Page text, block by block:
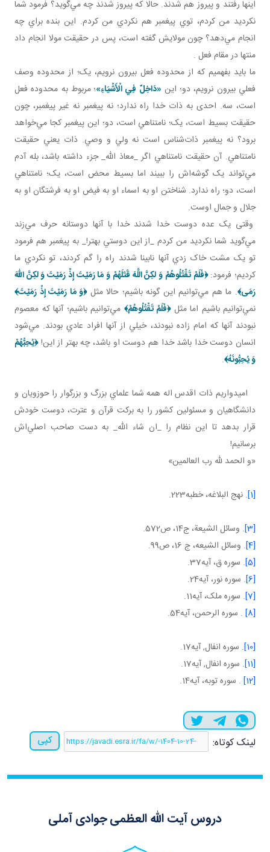
اينها رفتند و پيروز هم شدند. حالا که پيروز شدند چه مي‌گويد؟ فرمود شما
نکرديد من کردم، توي پيغمبر هم نکردي من کردم. اين بنده براي چه
انجام مي‌دهد؟ چون مولايش گفته است، پس در حقيقت مولا انجام داد
منتها در مقام فعل .
ما بايد بفهميم که از محدوده فعل بيرون نرويم، يک؛ از محدوده وصف
فعلي بيرون نرويم، دو؛ اين «دَاخِلٌ فِي الْأَشْيَاءِ»؛ مربوط به محدوده فعل
است، سه. احدی به ذات خدا راه ندارد؛ نه پيغمبر نه غير پيغمبر، چون
حقيقت بسيط است، يک؛ نامتناهي است، دو؛ اين پيغمبر کجا مي‌خواهد
برود؟ نه پيغمبر ذات‌شناس است نه ولي و وصي. ذات يعني حقيقت
نامتناهي. آن حقيقت نامتناهي اگر _معاذ الله_ جزء داشته باشد، بله آدم
مي‌تواند يک گوشه‌اش را ببيند اما بسيط محض است، يک؛ نامتناهي
است، دو؛ راه ندارد. شناختن او به اسماء او به فيض او به فرشتگان او به
جلال و جمال اوست.
وقتی يک عده دوست خدا شدند خدا با آنها دوستانه حرف مي‌زند
مي‌گويد شما نکرديد من کردم _از اين دوستي بهتر!_ به پيغمبر هم فرمود
تو يک مشت خاک زدي آنها نابينا شدند راه را گم کردند، تو نکردي ما
کرديم؛ فرمود:﴿فَلَمْ تَقْتُلُوهُمْ وَ لكِنَّ اللَّهَ قَتَلَهُمْ وَ مَا رَمَيْتَ إِذْ رَمَيْتَ وَ لكِنَّ اللّهَ
رَمَی﴾. ما هم مي‌توانيم اين‌ گونه باشيم؛ حالا مثل﴿وَ مَا رَمَيْتَ إِذْ رَمَيْتَ﴾
نمي‌توانيم باشيم اما مثل﴿فَلَمْ تَقْتُلُوهُمْ﴾ مي‌توانيم باشيم؛ آنها که معصوم
نبودند آنها که امام زاده نبودند، خيلي از آنها افراد عادي بودند. مي‌شود
انسان دوست خدا باشد خدا هم دوست او باشد، چه بهتر از اين!﴿يُحِبُّهُمْ
وَ يُحِبُّونَهُ﴾.
اميدواريم ذات اقدس اله همه شما علماي بزرگ و بزرگوار را حوزويان و
دانشگاهيان و مسئولين کشور را به برکت قرآن و عترت، دوست خودش
قرار بدهد تا اين نظام را _ان شاء الله_ به دست صاحب اصلي‌اش
برسانيم!
«و الحمد لله رب العالمين»
[1] . نهج البلاغه، خطبه223.
[3]
. وسائل الشيعة، ج‌14، ص572.
[4] . وسائل الشيعه، ج 16، ص99.
[5] . سوره ق، آيه37.
[6] . سوره نور، آيه24.
[7] . سوره ملک، آيه11.
[8]
. سوره الرحمن، آيه54.
[10]
. سوره انفال, آيه17.
[11]
. سوره انفال, آيه17.
[12]
. سوره توبه، آيه14.
لینک کوتاه: کپی
دروس آیت الله العظمی جوادی آملی